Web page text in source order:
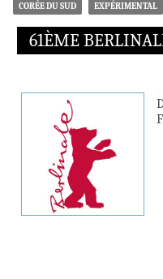
CORÉE DU SUD EXPÉRIMENTAL
61ÈME